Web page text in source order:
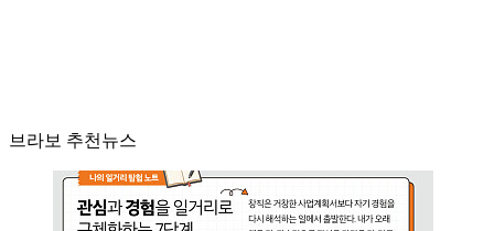
브라보 추천뉴스